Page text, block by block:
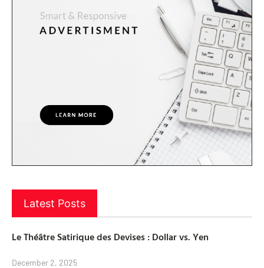
Latest Posts
Le Théâtre Satirique des Devises : Dollar vs. Yen
December 2, 2025